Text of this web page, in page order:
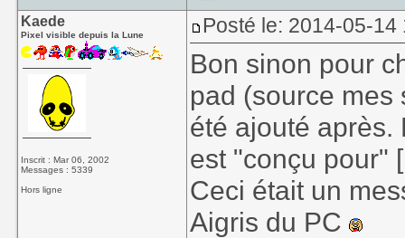
Kaede
Pixel visible depuis la Lune
Inscrit : Mar 06, 2002
Messages : 5339
Hors ligne
Posté le: 2014-05-
Bon sinon pour
pad (source mes
été ajouté après.
est "conçu pour"
Ceci était un
Aigris du PC